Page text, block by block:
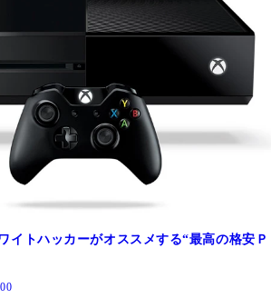
イトハッカーがオススメする“最高の格安Ｐ